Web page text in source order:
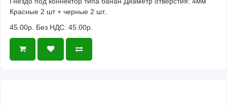
Красные 2 шт + черные 2 шт..
45.00р. Без НДС: 45.00р.